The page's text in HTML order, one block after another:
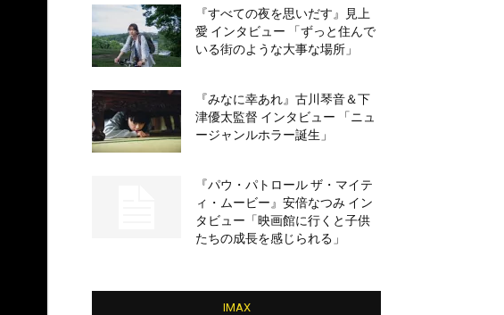
『すべての夜を思いだす』見上
愛 インタビュー 「ずっと住んで
いる街のような大事な場所」
『みなに幸あれ』古川琴音＆下
津優太監督 インタビュー 「ニュ
ージャンルホラー誕生」
『パウ・パトロール ザ・マイテ
ィ・ムービー』安倍なつみ イン
タビュー「映画館に行くと子供
たちの成長を感じられる」
IMAX